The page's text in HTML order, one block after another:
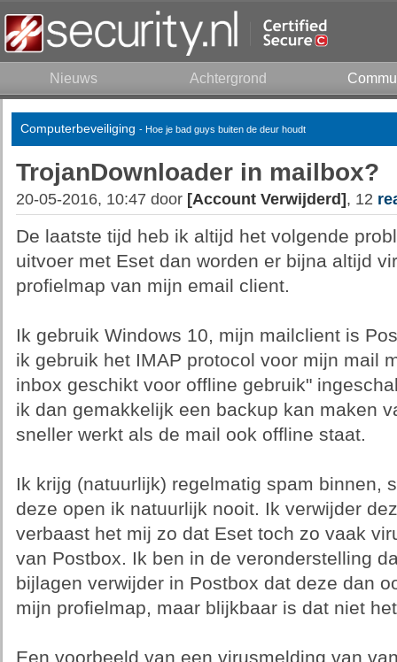
Nieuws Achtergrond
Computerbeveiliging - Hoe je bad guys buiten de deur houdt
TrojanDownloader in mailbox?
20-05-2016, 10:47 door [Account Verwijderd] , 12
De laatste tijd heb ik altijd het volgende
uitvoer met Eset dan worden er bijna altijd
profielmap van mijn email client.
Ik gebruik Windows 10, mijn mailclient is
ik gebruik het IMAP protocol voor mijn mail
inbox geschikt voor offline gebruik"
ik dan gemakkelijk een backup kan maken
sneller werkt als de mail ook offline staat.
Ik krijg (natuurlijk) regelmatig spam binnen,
deze open ik natuurlijk nooit. Ik verwijder
verbaast het mij zo dat Eset toch zo vaak
van Postbox. Ik ben in de veronderstelling
bijlagen verwijder in Postbox dat deze dan
mijn profielmap, maar blijkbaar is dat niet
Een voorbeeld van een virusmelding van